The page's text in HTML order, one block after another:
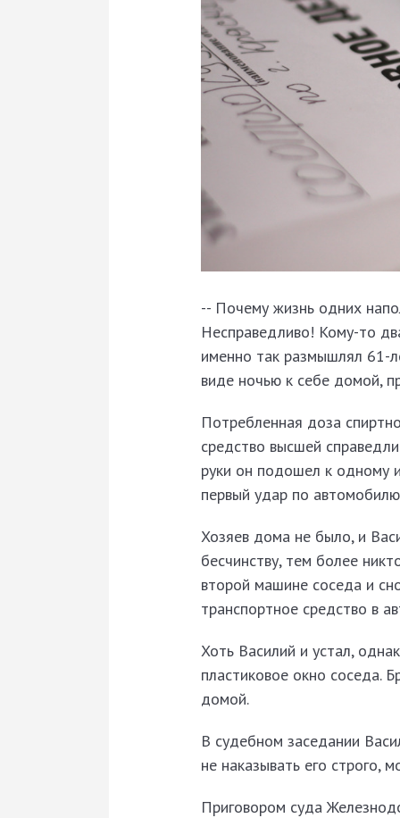
-- Почему жизнь одних
Несправедливо! Кому-то
именно так размышлял 61-
виде ночью к себе домой,
Потребленная доза
средство высшей
руки он подошел к одному
первый удар по
Хозяев дома не было, и
бесчинству, тем более
второй машине соседа и
транспортное средство в
Хоть Василий и устал,
пластиковое окно соседа.
домой.
В судебном заседании
не наказывать его строго,
Приговором суда